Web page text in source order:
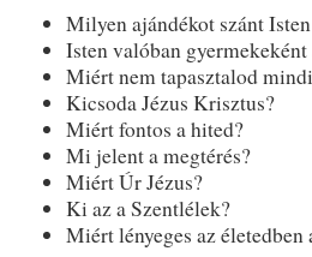
Milyen ajándékot szánt
Isten valóban gyermekeként
Miért nem tapasztalod
Kicsoda Jézus Krisztus?
Miért fontos a hited?
Mi jelent a megtérés?
Miért Úr Jézus?
Ki az a Szentlélek?
Miért lényeges az életedben